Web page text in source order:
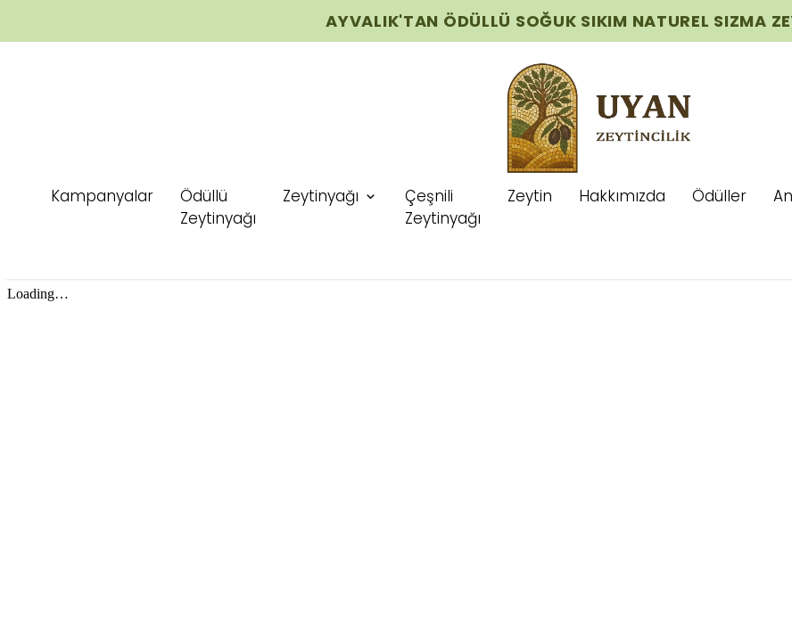
AYVALIK'TAN ÖDÜLLÜ SOĞUK SIKIM NATUREL SIZMA
Kampanyalar
Ödüllü
Zeytinyağı
Zeytinyağı
Çeşnili
Zeytinyağı
Zeytin Hakkımızda Ödüller